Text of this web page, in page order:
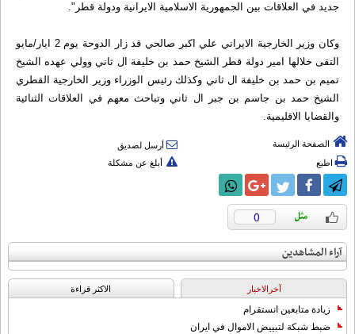
جديد في العلاقات بين الجمهورية الاسلامية الايرانية ودولة قطر".
وكان وزير الخارجية الايراني علي اكبر صالحي قد زار الدوحة يوم 2 ايار/مايو
التقى خلالها امير دولة قطر الشيخ حمد بن خليفة ال ثاني وولي عهده الشيخ
تميم بن حمد بن خليفة ال ثاني وكذلك رئيس الوزراء وزير الخارجية القطري
الشيخ حمد بن جاسم بن جبر ال ثاني وتباحث معهم في العلاقات الثنائية
والقضايا الاقليمية.
الصفحة الرئيسة
أرسل لصديق
اطبع
أبلغ عن مشكلة
0
آراء المشاهدين
آخرالاخبار الاکثر قراءة
زيادة متابعين انستقرام
ضبط شبكة لتبييض الاموال في ايران